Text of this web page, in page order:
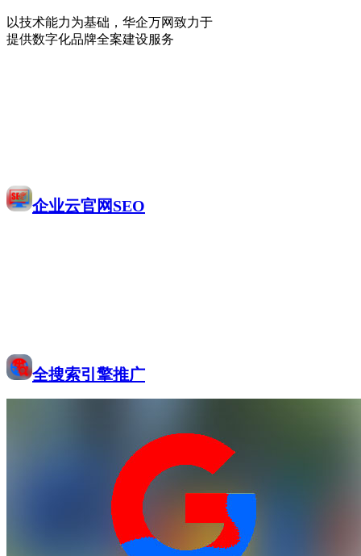
以技术能力为基础，华企万网致力于
提供数字化品牌全案建设服务
企业云官网SEO
全搜索引擎推广